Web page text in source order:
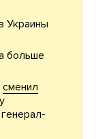
Украины
больше
сменил